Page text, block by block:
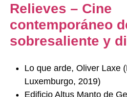
Relieves – Cine
contemporáneo
sobresaliente y
Lo que arde, Oliver Laxe
Luxemburgo, 2019)
Edificio Altus Manto de